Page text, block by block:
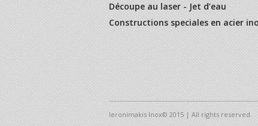
Découpe au laser - Jet d’eau
Constructions speciales en acier
Ieronimakis Inox© 2015 | All rights reserved.